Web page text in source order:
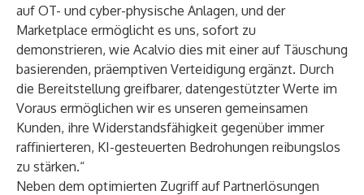
auf OT- und cyber-physische Anlagen, und der
Marketplace ermöglicht es uns, sofort zu
demonstrieren, wie Acalvio dies mit einer auf Täuschung
basierenden, präemptiven Verteidigung ergänzt. Durch
die Bereitstellung greifbarer, datengestützter Werte im
Voraus ermöglichen wir es unseren gemeinsamen
Kunden, ihre Widerstandsfähigkeit gegenüber immer
raffinierteren, KI-gesteuerten Bedrohungen reibungslos
zu stärken.“
Neben dem optimierten Zugriff auf Partnerlösungen